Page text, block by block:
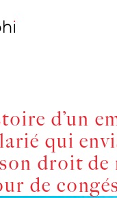
d’un
qui
son droit
de